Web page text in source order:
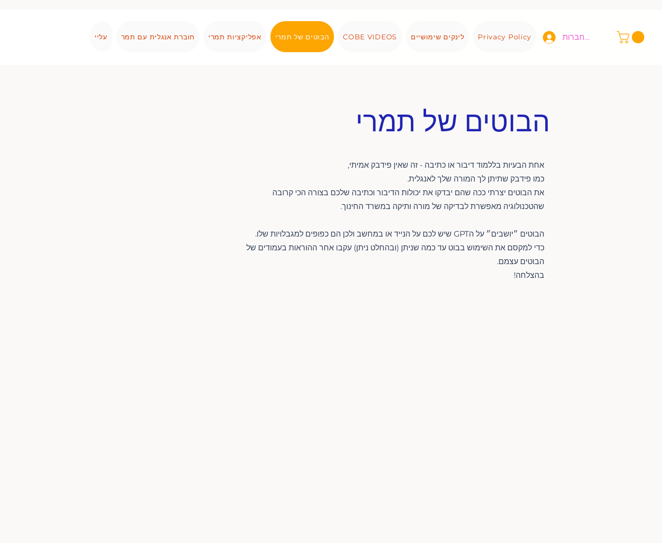
להתחברות עליי חוברת אנגלית עם תמר אפליקציות תמרי הבוטים של תמרי COBE VIDEOS לינקים שימושיים Privacy Policy
הבוטים של תמרי
אחת הבעיות בללמוד דיבור או כתיבה - זה שאין פידבק אמיתי,
כמו פידבק שתיתן לך המורה שלך לאנגלית.
את הבוטים יצרתי ככה שהם יבדקו את יכולות הדיבור וכתיבה שלכם בצורה הכי קרובה
שהטכנולוגיה מאפשרת לבדיקה של מורה ותיקה במשרד החינוך.
הבוטים ״יושבים״ על הGPT שיש לכם על הנייד או במחשב ולכן הם כפופים למגבלויות שלו.
כדי למקסם את השימוש בבוט עד כמה שניתן (ובהחלט ניתן) עקבו אחר ההוראות בעמודים של
הבוטים עצמם.
בהצלחה!